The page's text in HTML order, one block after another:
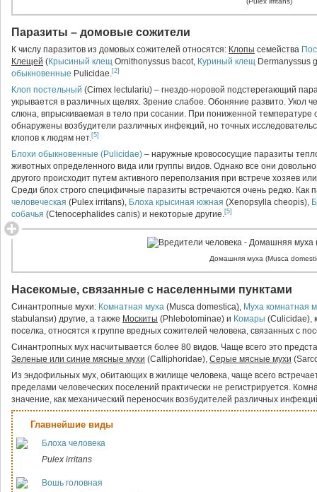
Паразиты – домовые сожители
К числу паразитов из домовых сожителей относятся: Клопы семейства
Клещей (Крысиный клещ Оrnithonyssus bacot, Куриный клещ Dermanyssus
обыкновенные Pulicidae.[2]
Клоп постельный (Cimex lectulariu) – гнездо-норовой подстерегающий
укрывается в различных щелях. Зрение слабое. Обоняние развито. Укол
слюна, впрыскиваемая в тело при сосании. При пониженной температуре
обнаружены возбудители различных инфекций, но точных
клопов к людям нет.[5]
Блохи обыкновенные (Pulicidae) – наружные кровососущие паразиты
животных определенного вида или группы видов. Однако все они
другого происходит путем активного переползания при встрече хозяев
Среди блох строго специфичные паразиты встречаются очень редко. Как
человеческая (Pulex irritans), Блоха крысиная южная (Xenopsylla cheopis),
собачья (Ctenocephalides canis) и некоторые другие.[5]
Домашняя муха (Musca
Насекомые, связанные с населенными пунктами
Синантропные мухи: Комнатная муха (Musca domestica), Муха комнатная
stabulansи) другие, а также Москиты (Phlebotominae) и Комары (Culicidae),
поселка, относятся к группе вредных сожителей человека, связанных с
Синантропных мух насчитывается более 80 видов. Чаще всего это
Зеленые или синие мясные мухи (Calliphoridae), Серые мясные мухи
Из эндофильных мух, обитающих в жилище человека, чаще всего
пределами человеческих поселений практически не регистрируется.
значение, как механический переносчик возбудителей различных
Главнейшие виды
Блоха человека
Pulex irritans
Вошь головная